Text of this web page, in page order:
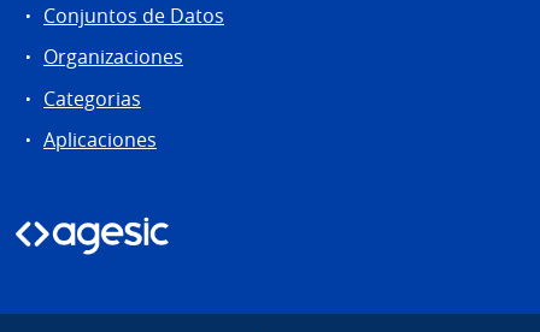
Conjuntos de Datos
Organizaciones
Categorias
Aplicaciones